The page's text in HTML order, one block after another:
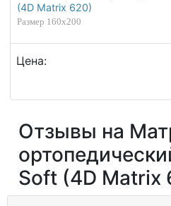
(4D Matrix 620)
Размер 160х200
Цена:
Отзывы на
Soft (4D Matrix